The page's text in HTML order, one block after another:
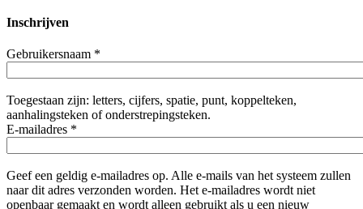
Inschrijven
Gebruikersnaam *
Toegestaan zijn: letters, cijfers, spatie, punt, koppelteken,
aanhalingsteken of onderstrepingsteken.
E-mailadres *
Geef een geldig e-mailadres op. Alle e-mails van het systeem zullen
naar dit adres verzonden worden. Het e-mailadres wordt niet
openbaar gemaakt en wordt alleen gebruikt als u een nieuw